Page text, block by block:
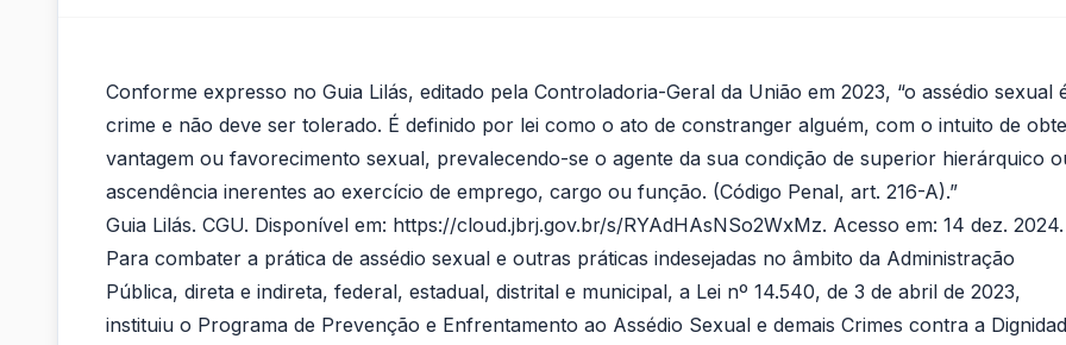
Conforme
expresso
no
Guia
Lilás,
Conforme expresso no Guia Lilás, editado pela Controladoria-Geral da União em 2023, “o assédio sexual
crime e não deve ser tolerado. É definido por lei como o ato de constranger alguém, com o intuito de
vantagem ou favorecimento sexual, prevalecendo-se o agente da sua condição de superior hierárquico
ascendência inerentes ao exercício de emprego, cargo ou função. (Código Penal, art. 216-A).”
Guia Lilás. CGU. Disponível em: https://cloud.jbrj.gov.br/s/RYAdHAsNSo2WxMz. Acesso em: 14 dez. 2024.
Para combater a prática de assédio sexual e outras práticas indesejadas no âmbito da Administração
Pública, direta e indireta, federal, estadual, distrital e municipal, a Lei nº 14.540, de 3 de abril de 2023,
instituiu o Programa de Prevenção e Enfrentamento ao Assédio Sexual e demais Crimes contra a